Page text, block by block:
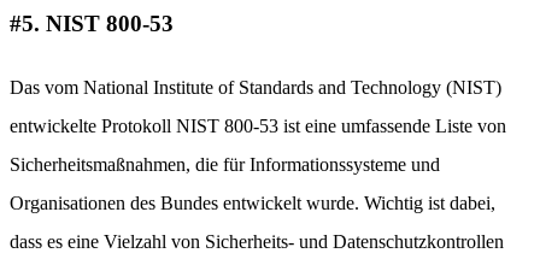
#5. NIST 800-53
Das vom National Institute of Standards and Technology (NIST)
entwickelte Protokoll NIST 800-53 ist eine umfassende Liste von
Sicherheitsmaßnahmen, die für Informationssysteme und
Organisationen des Bundes entwickelt wurde. Wichtig ist dabei,
dass es eine Vielzahl von Sicherheits- und Datenschutzkontrollen